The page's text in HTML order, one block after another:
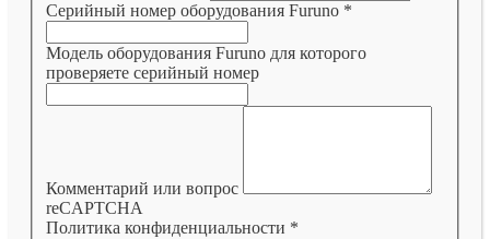
Серийный номер оборудования Furuno *
Модель оборудования Furuno для которого
проверяете серийный номер
Комментарий или вопрос
reCAPTCHA
Политика конфиденциальности *